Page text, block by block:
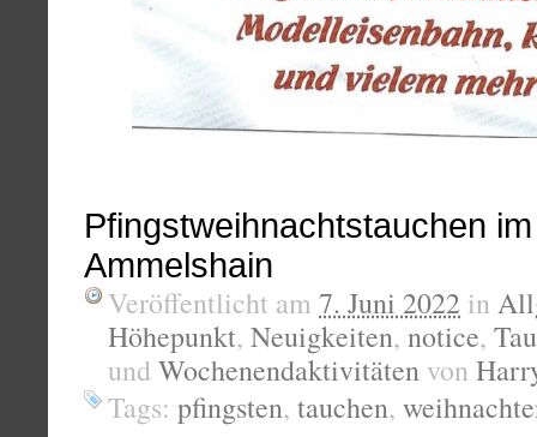
Pfingstweihnachtstauchen
Ammelshain
Veröffentlicht am 7. Juni 2022 in
Höhepunkt, Neuigkeiten, notice,
und Wochenendaktivitäten von
Tags: pfingsten, tauchen,